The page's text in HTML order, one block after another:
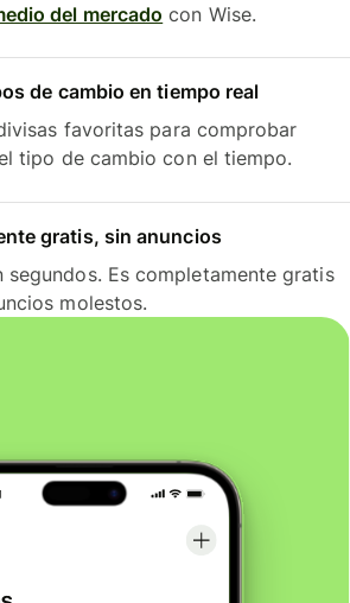
del mercado con Wise.
de cambio en tiempo real
favoritas para comprobar
tipo de cambio con el tiempo.
gratis, sin anuncios
segundos. Es completamente gratis
molestos.